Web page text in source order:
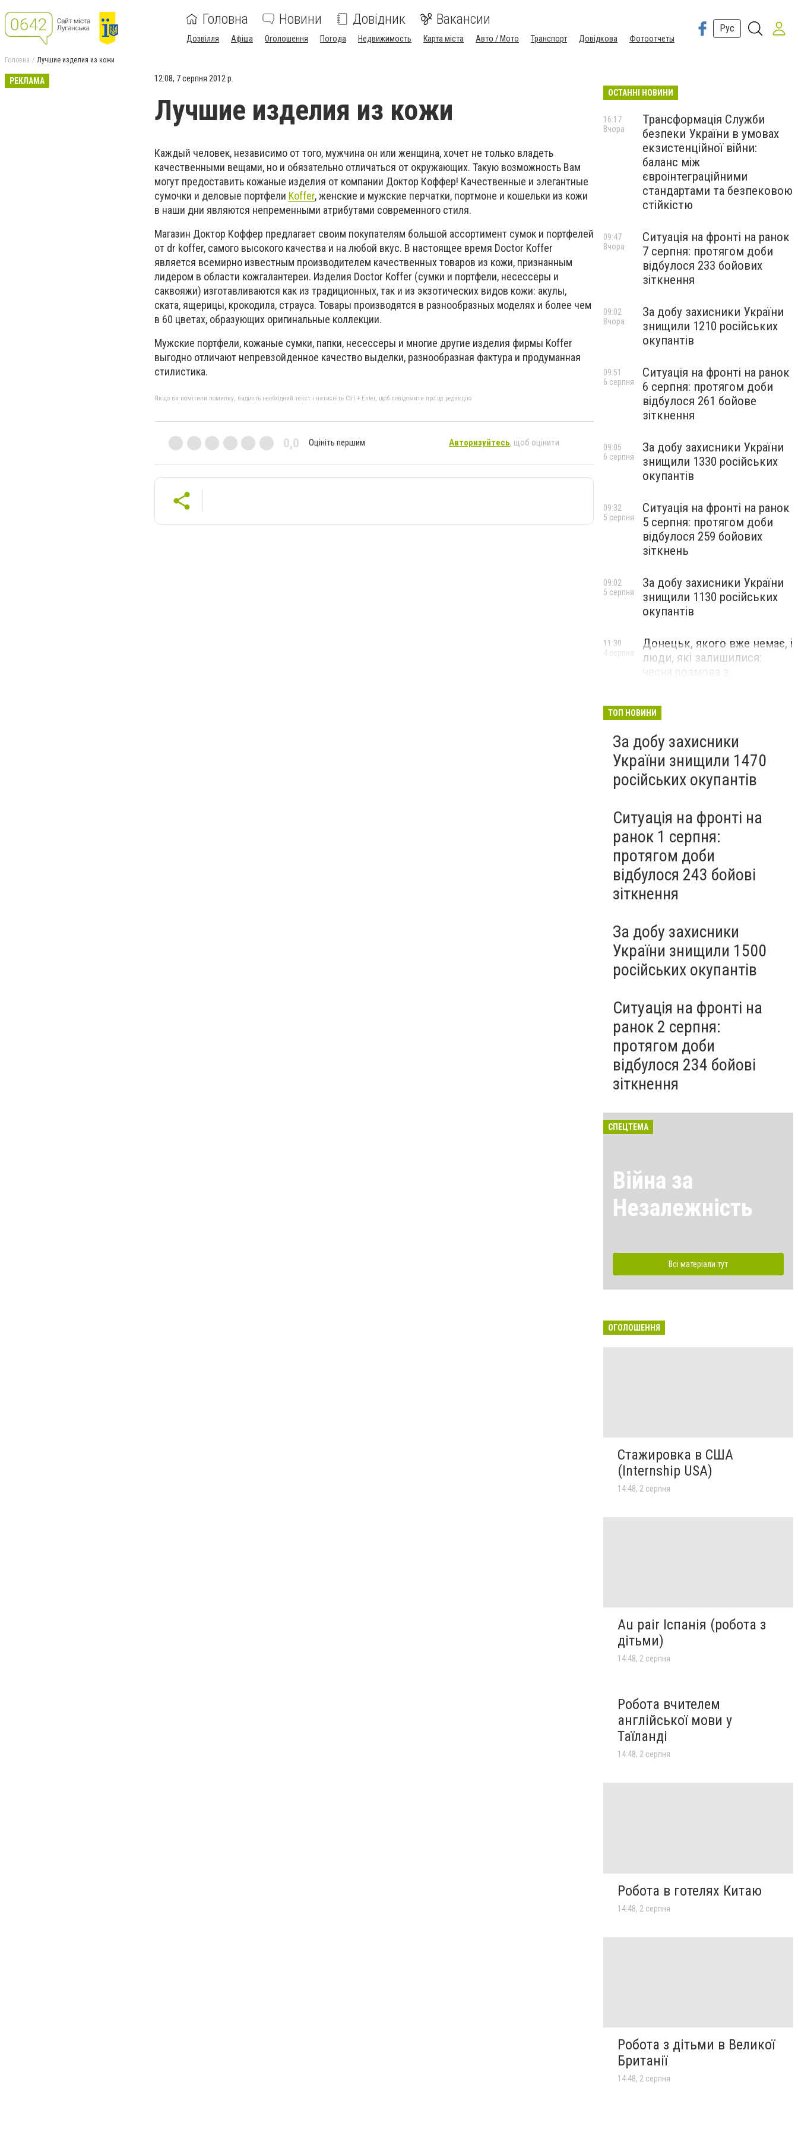
Головна Новини Довідник Вакансии
Дозвілля Афіша Оголошення Погода Недвижимость Карта міста Авто / Мото Транспорт Довідкова Фотоотчеты
Рус
Головна Лучшие изделия из кожи
РЕКЛАМА 12:08, 7 серпня 2012 р.
Лучшие изделия из кожи
Каждый человек, независимо от того, мужчина он или женщина, хочет не только владеть
качественными вещами, но и обязательно отличаться от окружающих. Такую возможность Вам
могут предоставить кожаные изделия от компании Доктор Коффер! Качественные и элегантные
сумочки и деловые портфели Koffer, женские и мужские перчатки, портмоне и кошельки из кожи
в наши дни являются непременными атрибутами современного стиля.
Магазин Доктор Коффер предлагает своим покупателям большой ассортимент сумок и портфелей
от dr koffer, самого высокого качества и на любой вкус. В настоящее время Doctor Koffer
является всемирно известным производителем качественных товаров из кожи, признанным
лидером в области кожгалантереи. Изделия Doctor Koffer (сумки и портфели, несессеры и
саквояжи) изготавливаются как из традиционных, так и из экзотических видов кожи: акулы,
ската, ящерицы, крокодила, страуса. Товары производятся в разнообразных моделях и более чем
в 60 цветах, образующих оригинальные коллекции.
Мужские портфели, кожаные сумки, папки, несессеры и многие другие изделия фирмы Koffer
выгодно отличают непревзойденное качество выделки, разнообразная фактура и продуманная
стилистика.
Якщо ви помітили помилку, виділіть необхідний текст і натисніть Ctrl + Enter, щоб повідомити про це редакцію
0,0 Оцініть першим Авторизуйтесь, щоб оцінити
ОСТАННІ НОВИНИ
Трансформація Служби
безпеки України в умовах
екзистенційної війни:
баланс між
євроінтеграційними
стандартами та безпековою
стійкістю
16:17
Вчора
Ситуація на фронті на ранок
7 серпня: протягом доби
відбулося 233 бойових
зіткнення
09:47
Вчора
За добу захисники України
знищили 1210 російських
окупантів
09:02
Вчора
Ситуація на фронті на ранок
6 серпня: протягом доби
відбулося 261 бойове
зіткнення
09:51
6 серпня
За добу захисники України
знищили 1330 російських
окупантів
09:05
6 серпня
Ситуація на фронті на ранок
5 серпня: протягом доби
відбулося 259 бойових
зіткнень
09:32
5 серпня
За добу захисники України
знищили 1130 російських
окупантів
09:02
5 серпня
Донецьк, якого вже немає, і
люди, які залишилися:
11:30
4 серпня
ТОП НОВИНИ
За добу захисники
України знищили 1470
російських окупантів
Ситуація на фронті на
ранок 1 серпня:
протягом доби
відбулося 243 бойові
зіткнення
За добу захисники
України знищили 1500
російських окупантів
Ситуація на фронті на
ранок 2 серпня:
протягом доби
відбулося 234 бойові
зіткнення
СПЕЦТЕМА
Війна за
Незалежність
Всі матеріали тут
ОГОЛОШЕННЯ
Стажировка в США
(Internship USA)
14:48, 2 серпня
Au pair Іспанія (робота з
дітьми)
14:48, 2 серпня
Робота вчителем
англійської мови у
Таїланді
14:48, 2 серпня
Робота в готелях Китаю
14:48, 2 серпня
Робота з дітьми в Великої
Британії
14:48, 2 серпня